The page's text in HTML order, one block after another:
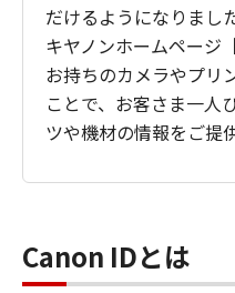
だけるようになりまし
キヤノンホームページ
お持ちのカメラやプリ
ことで、お客さま一人
ツや機材の情報をご提
Canon IDとは